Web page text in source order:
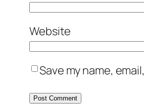
Website
Save my name,